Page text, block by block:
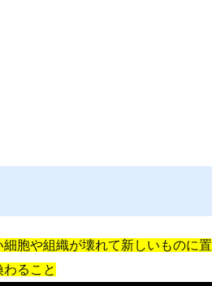
胞や組織が壊れて新しいものに置
ること